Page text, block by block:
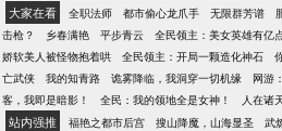
大家在看 全职法师 都市偷心龙爪手 无限群芳谱
击枪？
乡春满艳 平步青云 全民领主：美女英雄有亿
娇软美人被怪物抱着哄
全民领主：开局一颗造化神石
亡武侠
我的知青路 诡雾降临，我洞穿一切机缘 网游
客，我即是暗影！
全民：我的领地全是女神！ 人在诸
站内强推 福艳之都市后宫 搜山降魔，山海显圣 武